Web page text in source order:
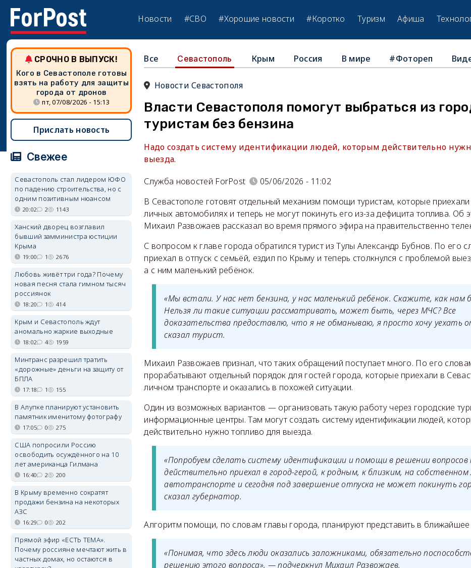
Новости #СВО #Хорошие новости #Коротко Туризм Афиша
Все Севастополь Крым Россия В мире #Фотореп
Новости Севастополя
Власти Севастополя помогут выбраться из
туристам без бензина
Надо создать систему идентификации людей, которым действительно
выезда.
Служба новостей ForPost
05/06/2026 - 11:02
В Севастополе готовят отдельный механизм помощи туристам, которые
личных автомобилях и теперь не могут покинуть его из-за дефицита топлива. Об
Михаил Развожаев рассказал во время прямого эфира на правительственно
С вопросом к главе города обратился турист из Тулы Александр Бубнов. По его
приехал в отпуск с семьёй, ездил по Крыму и теперь столкнулся с проблемой
а с ним маленький ребёнок.
«Мы встали. У нас нет бензина, у нас маленький ребёнок. Скажите, как нам
Нельзя ли такие ситуации рассматривать, может быть, через МЧС? Все
доказательства предоставлю, что я не обманываю, я просто хочу уехать
сказал турист.
Михаил Развожаев признал, что таких обращений поступает много. По его
прорабатывают отдельный порядок для гостей города, которые приехали в
личном транспорте и оказались в похожей ситуации.
Один из возможных вариантов — организовать такую работу через городские
информационные центры. Там могут создать систему идентификации людей,
действительно нужно топливо для выезда.
«Попробуем сделать систему идентификации и помощи в решении
действительно приехал в город-герой, к родным, к близким, на
автотранспорте и сегодня под завершение отпуска не может покинуть
сказал губернатор.
Алгоритм помощи, по словам главы города, планируют представить в
«Понимая, что здесь люди оказались заложниками, обязательно
решению этого вопроса», — подчеркнул Михаил Развожаев.
СРОЧНО В ВЫПУСК!
Кого в Севастополе готовы
взять на работу для защиты
города от дронов
пт, 07/08/2026 - 15:13
Прислать новость
Свежее
Севастополь стал лидером ЮФО
по падению строительства, но с
одним позитивным нюансом
20:02 2 1143
Ханский дворец возглавил
бывший замминистра юстиции
Крыма
19:00 1 2676
Любовь живёт три года? Почему
новая песня стала гимном тысяч
россиянок
18:20 1 414
Крым и Севастополь ждут
аномально жаркие выходные
18:02 4 1959
Минтранс разрешил тратить
«дорожные» деньги на защиту от
БПЛА
17:18 1 155
В Алупке планируют установить
памятник именитому фотографу
17:05 0 275
США попросили Россию
освободить осуждённого на 10
лет американца Гилмана
16:40 2 200
В Крыму временно сократят
продажи бензина на некоторых
АЗС
16:29 0 202
Прямой эфир «ЕСТЬ ТЕМА».
Почему россияне мечтают жить в
частных домах, но остаются в